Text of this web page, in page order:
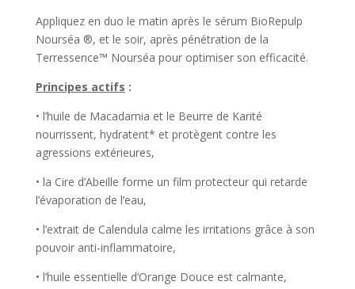
Appliquez en duo le matin après le sérum BioRepulp
Nourséa ®, et le soir, après pénétration de la
Terressence™ Nourséa pour optimiser son efficacité.
Principes actifs :
• l’huile de Macadamia et le Beurre de Karité
nourrissent, hydratent* et protègent contre les
agressions extérieures,
• la Cire d’Abeille forme un film protecteur qui retarde
l’évaporation de l’eau,
• l’extrait de Calendula calme les irritations grâce à son
pouvoir anti-inflammatoire,
• l’huile essentielle d’Orange Douce est calmante,